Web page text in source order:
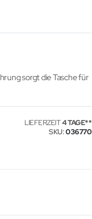
sorgt die Tasche für
LIEFERZEIT4 TAGE
SKU 036770